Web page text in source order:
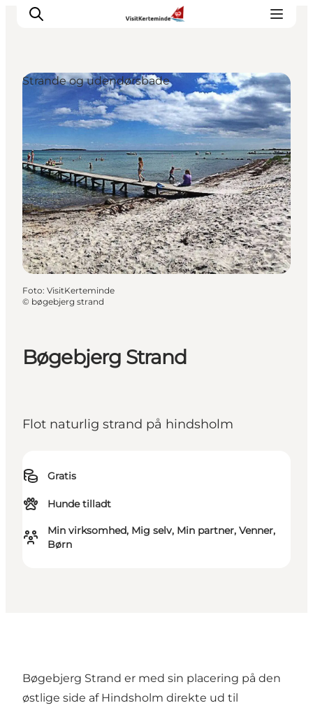
Oplevelser
Aktiviteter
Spis godt
Sov godt
Planlæg din ferie
Det sker
Sommerbus
Bøgebjerg Strand
Flot naturlig strand på hindsholm
Gratis
Hunde tilladt
Min virksomhed, Mig selv, Min partner, Venner,
Børn
Strande og udendørsbade
Foto: VisitKerteminde
© bøgebjerg strand
Bøgebjerg Strand er med sin placering på den
østlige side af Hindsholm direkte ud til